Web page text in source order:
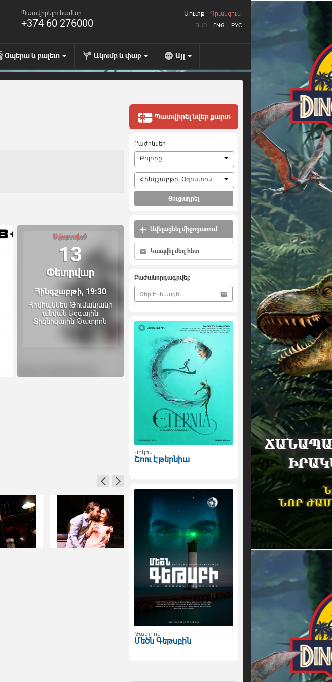
Պատվիրելու համար
+374 60 276000 ՀԱՅ ENG РУС
Մուտք Գրանցում
Օպերա և բալետ Ակումբ և փաբ Այլ
Ավարտված
13
Փետրվար
Հինգշաբթի, 19:30
Հովհաննես Թումանյանի
անվան Ազգային
Տիկնիկային Թատրոն
Պատվիրել նվեր քարտ
Բաժիններ
Բոլորը
Հինգշաբթի, Օգոստոս 6, 2026
Ցուցադրել
Ավելացնել միջոցառում
Կապվել մեզ հետ
Բաժանորդագրվել:
Կրկես
Շոու Էթերնիա
Թատրոն
Մեծն Գեթսբին